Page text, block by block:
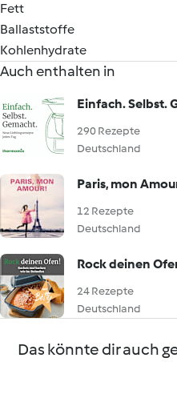
Fett
Ballaststoffe
Kohlenhydrate
Auch enthalten in
Einfach. Selbst.
290 Rezepte
Deutschland
Paris, mon
12 Rezepte
Deutschland
Rock deinen
24 Rezepte
Deutschland
Das könnte dir auch